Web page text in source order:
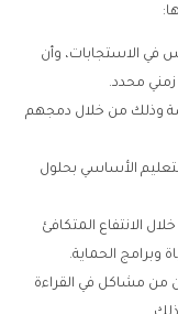
في الاستجابات، وأن
محدد.
وذلك من خلال دمجهم
الأساسي بحلول
الانتفاع المتكافئ
وبرامج الحماية.
من مشاكل في القراءة